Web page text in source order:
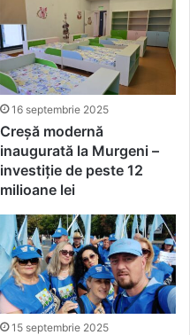
16 septembrie 2025
Creșă modernă
inaugurată la Murgeni –
investiție de peste 12
milioane lei
15 septembrie 2025